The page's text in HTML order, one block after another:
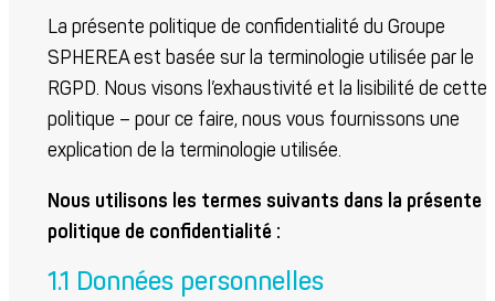
La présente politique de confidentialité du Groupe
SPHEREA est basée sur la terminologie utilisée par le
RGPD. Nous visons l’exhaustivité et la lisibilité de cette
politique – pour ce faire, nous vous fournissons une
explication de la terminologie utilisée.
Nous utilisons les termes suivants dans la présente
politique de confidentialité :
1.1 Données personnelles